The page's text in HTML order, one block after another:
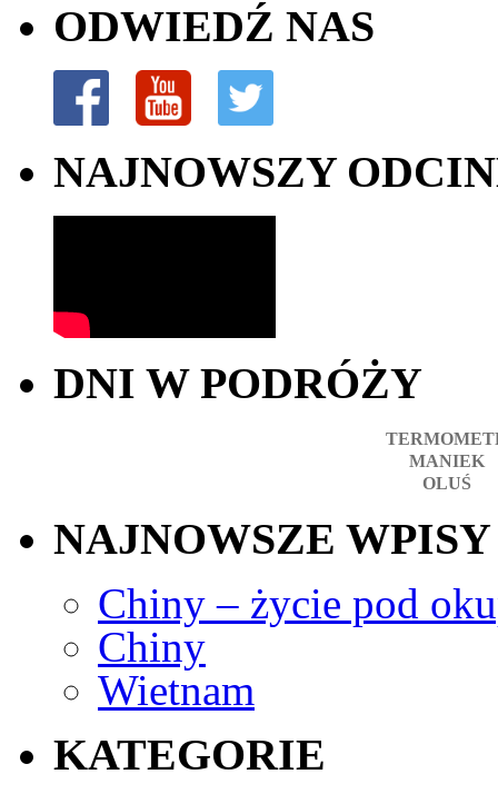
ODWIEDŹ NAS
NAJNOWSZY
DNI W PODRÓŻY
MANIEK
OLUŚ
NAJNOWSZE WPISY
Chiny – życie pod
Chiny
Wietnam
KATEGORIE